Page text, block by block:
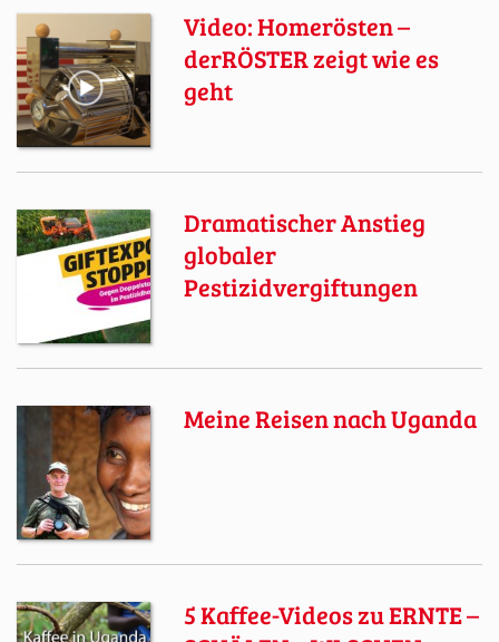
Video: Homerösten –
derRÖSTER zeigt wie es
geht
Dramatischer Anstieg
globaler
Pestizidvergiftungen
Meine Reisen nach Uganda
5 Kaffee-Videos zu ERNTE –